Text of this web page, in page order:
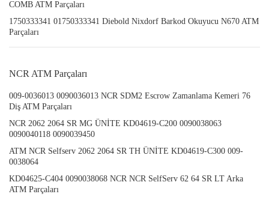
COMB ATM Parçaları
1750333341 01750333341 Diebold Nixdorf Barkod Okuyucu N670 ATM
Parçaları
NCR ATM Parçaları
009-0036013 0090036013 NCR SDM2 Escrow Zamanlama Kemeri 76
Diş ATM Parçaları
NCR 2062 2064 SR MG ÜNİTE KD04619-C200 0090038063
0090040118 0090039450
ATM NCR Selfserv 2062 2064 SR TH ÜNİTE KD04619-C300 009-
0038064
KD04625-C404 0090038068 NCR NCR SelfServ 62 64 SR LT Arka
ATM Parçaları